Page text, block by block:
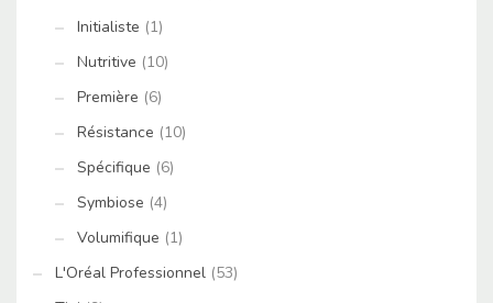
Initialiste (1)
Nutritive (10)
Première (6)
Résistance (10)
Spécifique (6)
Symbiose (4)
Volumifique (1)
L'Oréal Professionnel (53)